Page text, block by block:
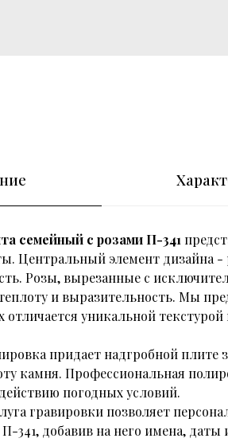
семейный с розами П-341
Центральный элемент дизайна
Розы, вырезанные с
и выразительность. Мы
уникальной текстурой
придает надгробной плите
камня. Профессиональная
погодных условий.
гравировки позволяет
341, добавив на него имена, даты